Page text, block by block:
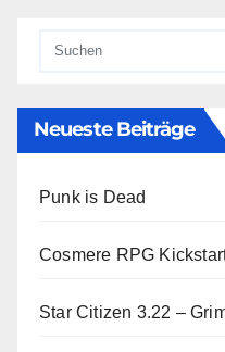
Neueste Beiträge
Punk is Dead
Cosmere RPG
Star Citizen 3.22 –